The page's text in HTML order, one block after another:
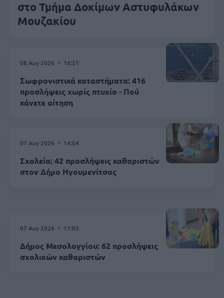
στο Τμήμα Δοκίμων Αστυφυλάκων
Mουζακίου
08 Αυγ 2026 16:21
Σωφρονιστικά καταστήματα: 416
προσλήψεις χωρίς πτυχίο - Πού
κάνετε αίτηση
07 Αυγ 2026 14:04
Σχολεία: 42 προσλήψεις καθαριστών
στον Δήμο Ηγουμενίτσας
07 Αυγ 2026 11:03
Δήμος Μεσολογγίου: 62 προσλήψεις
σχολικών καθαριστών